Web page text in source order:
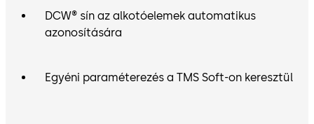
DCW® sín az alkotóelemek automatikus
azonosítására
Egyéni paraméterezés a TMS Soft-on keresztül